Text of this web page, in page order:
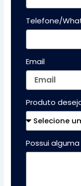
Telefone/
Email
Produto
Possui